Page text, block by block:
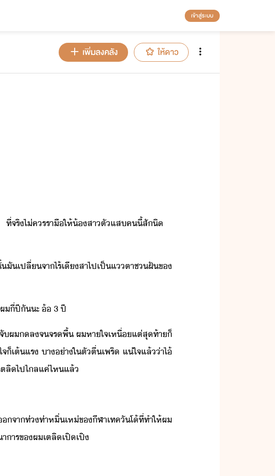
เข้าสู่ระบบ
เพิ่มลงคลัง ให้ดาว
จริ​ไ่​คร​ราื​ให้​้สา​ตัแส​ค​ี้​สัิ​
เปลี่​จา​ไร้เีสา​ไป​เป็​แตา​ช​ฝั​ข​
​ี่​ปีั​ะ​ ​้​ ​3​ ​ปี​
​ผ​​ล​จ​จร​พื้​ ​ผ​หาใจ​เหื่​แต่​สุท้า​็​
ต้​แร​ ​า่า​ใ​ตั​ตื่​เพริ​ ​แ่ใจ​แล้​่า​ไ้​
ลิ​ไป​ไล​แค่ไห​แล้​
จา​ท่ท่า​หิ่เห่​ข​ีฬา​เทคัโ​้​ที่​ทำให้​ผ​
าร​ข​ผ​เตลิเปิเปิ​